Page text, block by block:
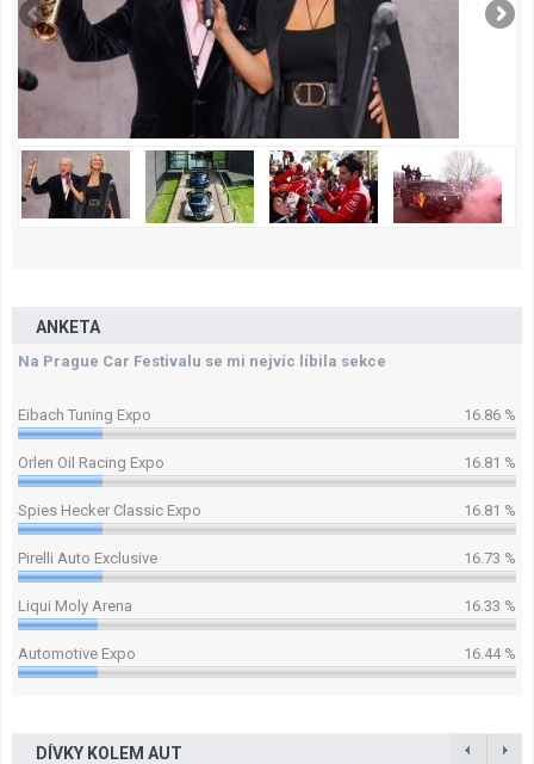
ANKETA
Na Prague Car Festivalu se mi nejvíc líbila sekce
Eibach Tuning Expo 16.86 %
Orlen Oil Racing Expo 16.81 %
Spies Hecker Classic Expo 16.81 %
Pirelli Auto Exclusive 16.73 %
Liqui Moly Arena 16.33 %
Automotive Expo 16.44 %
DÍVKY KOLEM AUT